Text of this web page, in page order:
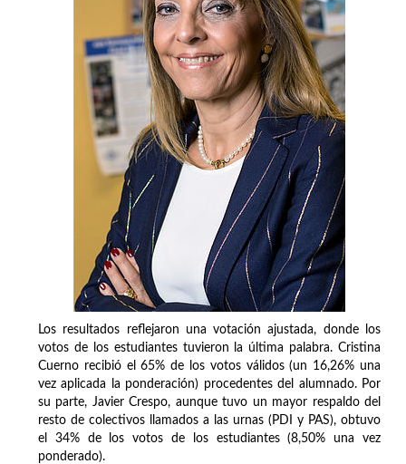
Los resultados reflejaron una votación ajustada, donde los
votos de los estudiantes tuvieron la última palabra. Cristina
Cuerno recibió el 65% de los votos válidos (un 16,26% una
vez aplicada la ponderación) procedentes del alumnado. Por
su parte, Javier Crespo, aunque tuvo un mayor respaldo del
resto de colectivos llamados a las urnas (PDI y PAS), obtuvo
el 34% de los votos de los estudiantes (8,50% una vez
ponderado).